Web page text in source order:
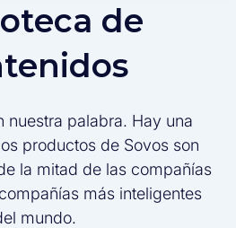
de
nuestra palabra. Hay una
productos de Sovos son
la mitad de las compañías
más inteligentes
mundo.